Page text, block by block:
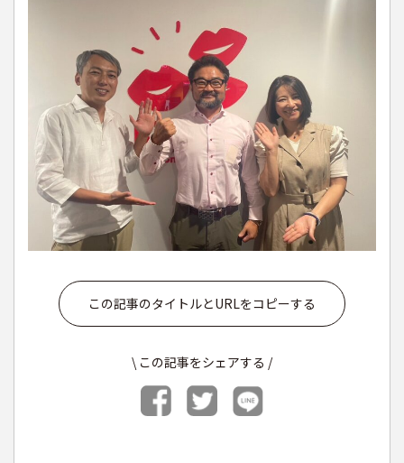
この記事のタイトルとURLをコピーする
\ この記事をシェアする /